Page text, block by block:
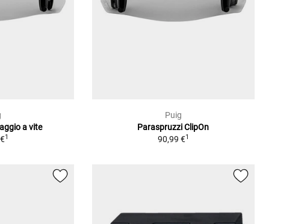
a vite
1
Puig
Paraspruzzi ClipOn
90,99 €1